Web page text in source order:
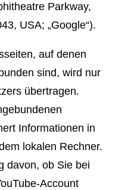
Parkway,
USA; „Google“).
auf denen
sind, wird nur
übertragen.
Informationen in
lokalen Rechner.
davon, ob Sie bei
Account